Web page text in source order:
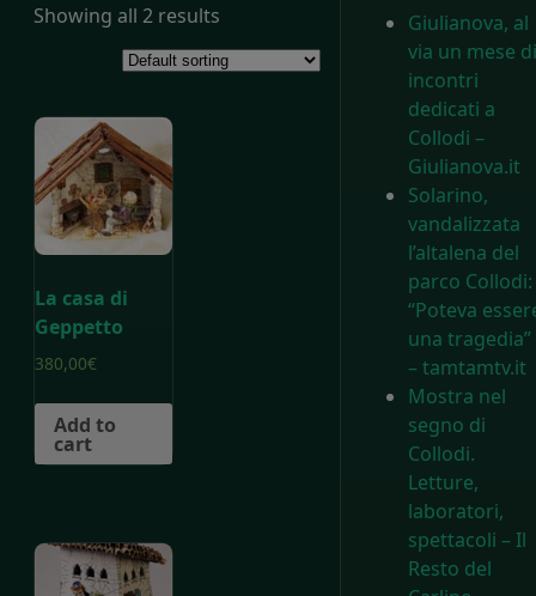
Showing all 2 results
La casa di
Geppetto
380,00€
Add to
cart
Giulianova, al
via un mese di
incontri
dedicati a
Collodi –
Giulianova.it
Solarino,
vandalizzata
l’altalena del
parco Collodi:
“Poteva
una tragedia”
– tamtamtv.it
Mostra nel
segno di
Collodi.
Letture,
laboratori,
spettacoli – Il
Resto del